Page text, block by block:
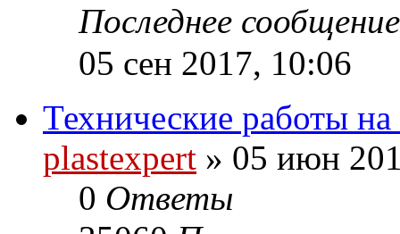
Последнее
05 сен 2017, 10:06
Технические работы
plastexpert » 05 июн
0 Ответы